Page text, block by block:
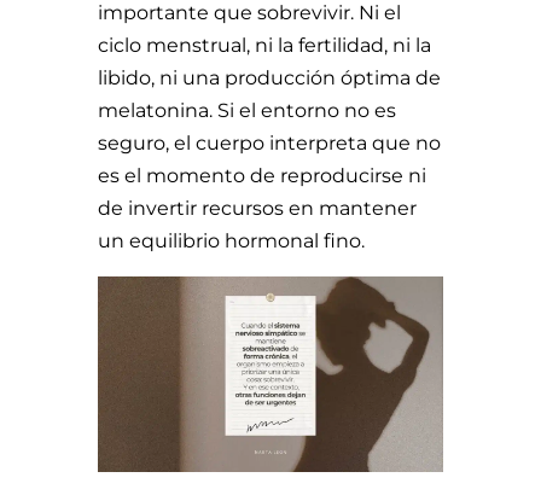
importante que sobrevivir. Ni el
ciclo menstrual, ni la fertilidad, ni la
libido, ni una producción óptima de
melatonina. Si el entorno no es
seguro, el cuerpo interpreta que no
es el momento de reproducirse ni
de invertir recursos en mantener
un equilibrio hormonal fino.